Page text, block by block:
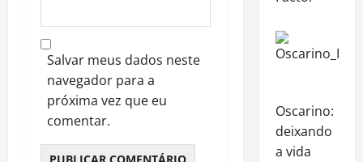
Salvar meus dados neste
navegador para a
próxima vez que eu
comentar.
Oscarino:
deixando
a vida